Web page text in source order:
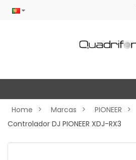
Home Marcas
PIONEER
Controlador DJ PIONEER XDJ-RX3